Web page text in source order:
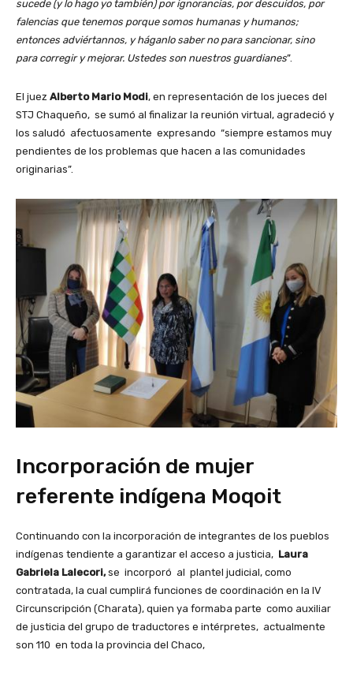
sucede (y lo hago yo también) por ignorancias, por descuidos, por
falencias que tenemos porque somos humanas y humanos;
entonces adviértannos, y háganlo saber no para sancionar, sino
para corregir y mejorar. Ustedes son nuestros guardianes”.
El juez Alberto Mario Modi, en representación de los jueces del
STJ Chaqueño, se sumó al finalizar la reunión virtual, agradeció y
los saludó afectuosamente expresando “siempre estamos muy
pendientes de los problemas que hacen a las comunidades
originarias”.
Incorporación de mujer
referente indígena Moqoit
Continuando con la incorporación de integrantes de los pueblos
indígenas tendiente a garantizar el acceso a justicia, Laura
Gabriela Lalecori,se incorporó al plantel judicial, como
contratada, la cual cumplirá funciones de coordinación en la IV
Circunscripción (Charata), quien ya formaba parte como auxiliar
de justicia del grupo de traductores e intérpretes, actualmente
son 110 en toda la provincia del Chaco,